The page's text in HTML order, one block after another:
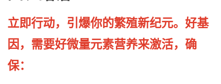
立即行动，引爆你的繁殖新纪元。好基
因，需要好微量元素营养来激活，确
保：